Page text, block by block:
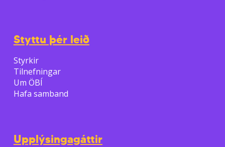
Styttu þér leið
Styrkir
Tilnefningar
Um ÖBÍ
Hafa samband
Upplýsingagáttir